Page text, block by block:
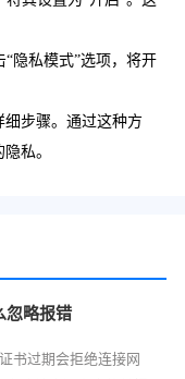
隐私模式”选项，将开
细步骤。通过这种方
私。
忽略报错
书过期会拒绝连接网